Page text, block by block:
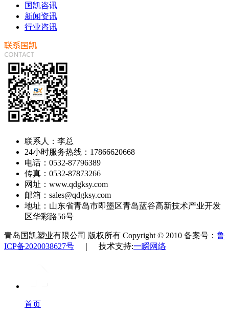
国凯咨讯
新闻资讯
行业咨讯
联系人：李总
24小时服务热线：17866620668
电话：0532-87796389
传真：0532-87873266
网址：www.qdgksy.com
邮箱：sales@qdgksy.com
地址：山东省青岛市即墨区青岛蓝谷高新技术产业开发
区华彩路56号
青岛国凯塑业有限公司 版权所有 Copyright © 2010 备案号： 鲁
ICP备2020038627号 ｜ 技术支持:一瞬网络
首页